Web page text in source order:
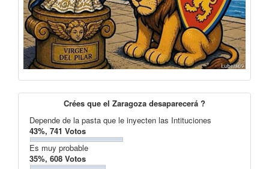
Crées que el Zaragoza desaparecerá ?
Depende de la pasta que le inyecten las Intituciones
43%, 741 Votos
Es muy probable
35%, 608 Votos